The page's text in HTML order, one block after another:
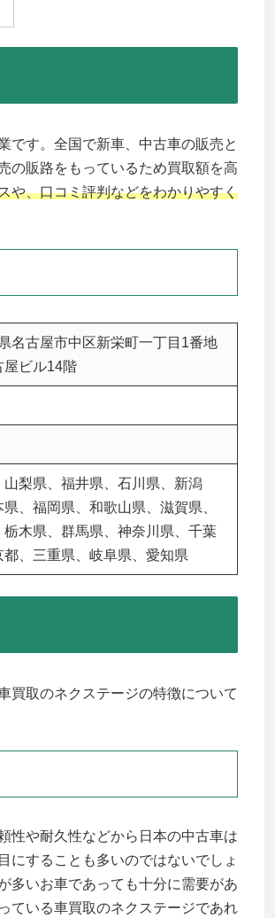
です。全国で新車、中古車の販売と
の販路をもっているため買取額を高
や、口コミ評判などをわかりやすく
名古屋市中区新栄町一丁目1番地
屋ビル14階
梨県、福井県、石川県、新潟
、福岡県、和歌山県、滋賀県、
木県、群馬県、神奈川県、千葉
、三重県、岐阜県、愛知県
買取のネクステージの特徴について
性や耐久性などから日本の中古車は
にすることも多いのではないでしょ
多いお車であっても十分に需要があ
ている車買取のネクステージであれ